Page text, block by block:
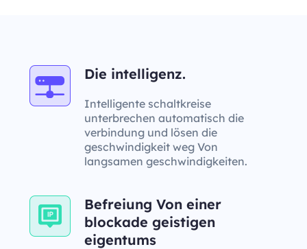
Die intelligenz.
Intelligente schaltkreise
unterbrechen automatisch die
verbindung und lösen die
geschwindigkeit weg Von
langsamen geschwindigkeiten.
Befreiung Von einer
blockade geistigen
eigentums